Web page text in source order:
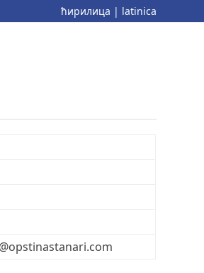
ћирилица | latinica